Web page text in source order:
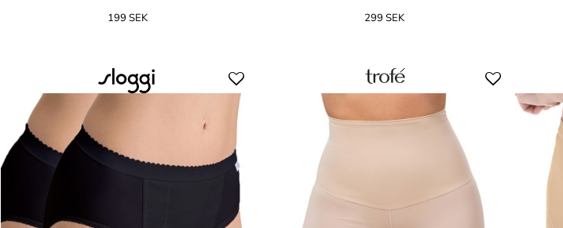
199 SEK 299 SEK